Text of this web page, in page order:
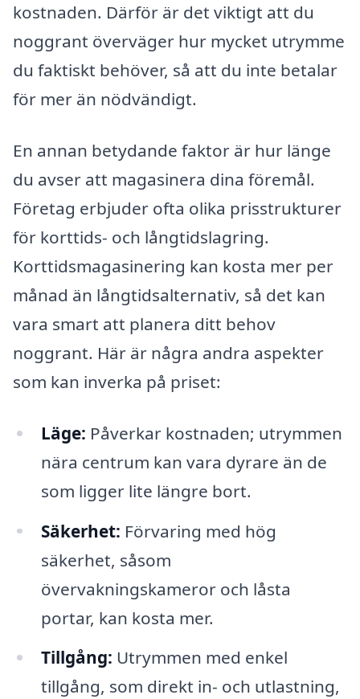
kostnaden. Därför är det viktigt att du
noggrant överväger hur mycket utrymme
du faktiskt behöver, så att du inte betalar
för mer än nödvändigt.
En annan betydande faktor är hur länge
du avser att magasinera dina föremål.
Företag erbjuder ofta olika prisstrukturer
för korttids- och långtidslagring.
Korttidsmagasinering kan kosta mer per
månad än långtidsalternativ, så det kan
vara smart att planera ditt behov
noggrant. Här är några andra aspekter
som kan inverka på priset:
Läge: Påverkar kostnaden; utrymmen
nära centrum kan vara dyrare än de
som ligger lite längre bort.
Säkerhet: Förvaring med hög
säkerhet, såsom
övervakningskameror och låsta
portar, kan kosta mer.
Tillgång: Utrymmen med enkel
tillgång, som direkt in- och utlastning,